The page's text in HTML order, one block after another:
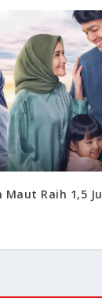
Maut Raih 1,5